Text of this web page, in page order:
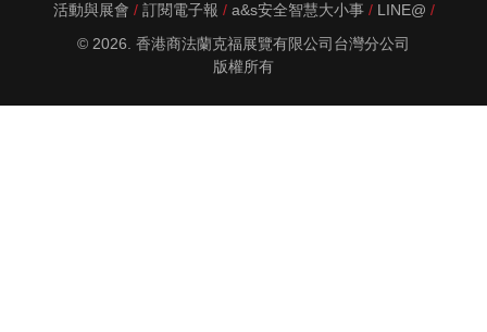
活動與展會
訂閱電子報 a&s安全智慧大小事
LINE@
© 2026. 香港商法蘭克福展覽有限公司台灣分公司
版權所有